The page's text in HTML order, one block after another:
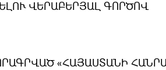
ՎԵՐԱԲԵՐՅԱԼ ԳՈՐԾՈՎ
«ՀԱՅԱՍՏԱՆԻ